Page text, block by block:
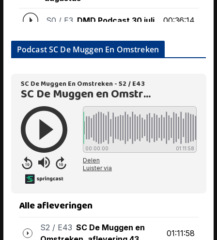
Podcast SC De Muggen En Omstreken